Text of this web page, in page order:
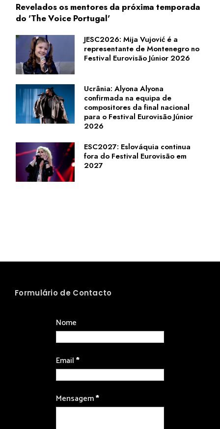
Revelados os mentores da próxima temporada
do 'The Voice Portugal'
JESC2026: Mija Vujović é a
representante de Montenegro no
Festival Eurovisão Júnior 2026
Ucrânia: Alyona Alyona
confirmada na equipa de
compositores da final nacional
para o Festival Eurovisão Júnior
2026
ESC2027: Eslováquia continua
fora do Festival Eurovisão em
2027
Formulário de Contacto
Nome
Email*
Mensagem*